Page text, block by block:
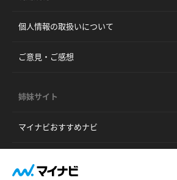
個人情報の取扱いについて
ご意見・ご感想
姉妹サイト
マイナビおすすめナビ